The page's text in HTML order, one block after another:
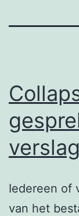
Iedereen of
van het